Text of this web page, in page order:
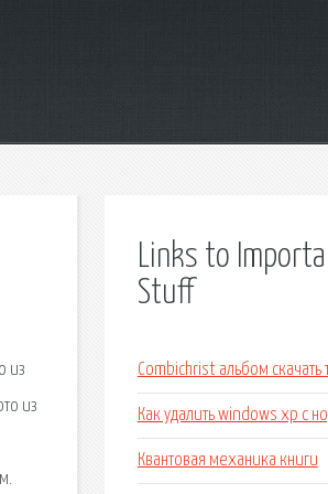
Links to
Stuff
Combichrist альбом скачать
Как удалить windows xp с
Квантовая механика книги